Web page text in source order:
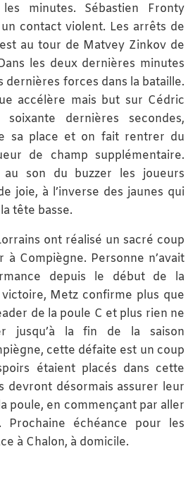
les minutes. Sébastien Fronty
contact violent. Les arrêts de
au tour de Matvey Zinkov de
les deux dernières minutes
dernières forces dans la bataille.
accélère mais but sur Cédric
dernières secondes,
sa place et on fait rentrer du
de champ supplémentaire.
son du buzzer les joueurs
joie, à l’inverse des jaunes qui
tête basse.
ont réalisé un sacré coup
à Compiègne. Personne n’avait
depuis le début de la
Metz confirme plus que
de la poule C et plus rien ne
jusqu’à la fin de la saison
cette défaite est un coup
étaient placés dans cette
devront désormais assurer leur
poule, en commençant par aller
Prochaine échéance pour les
à Chalon, à domicile.